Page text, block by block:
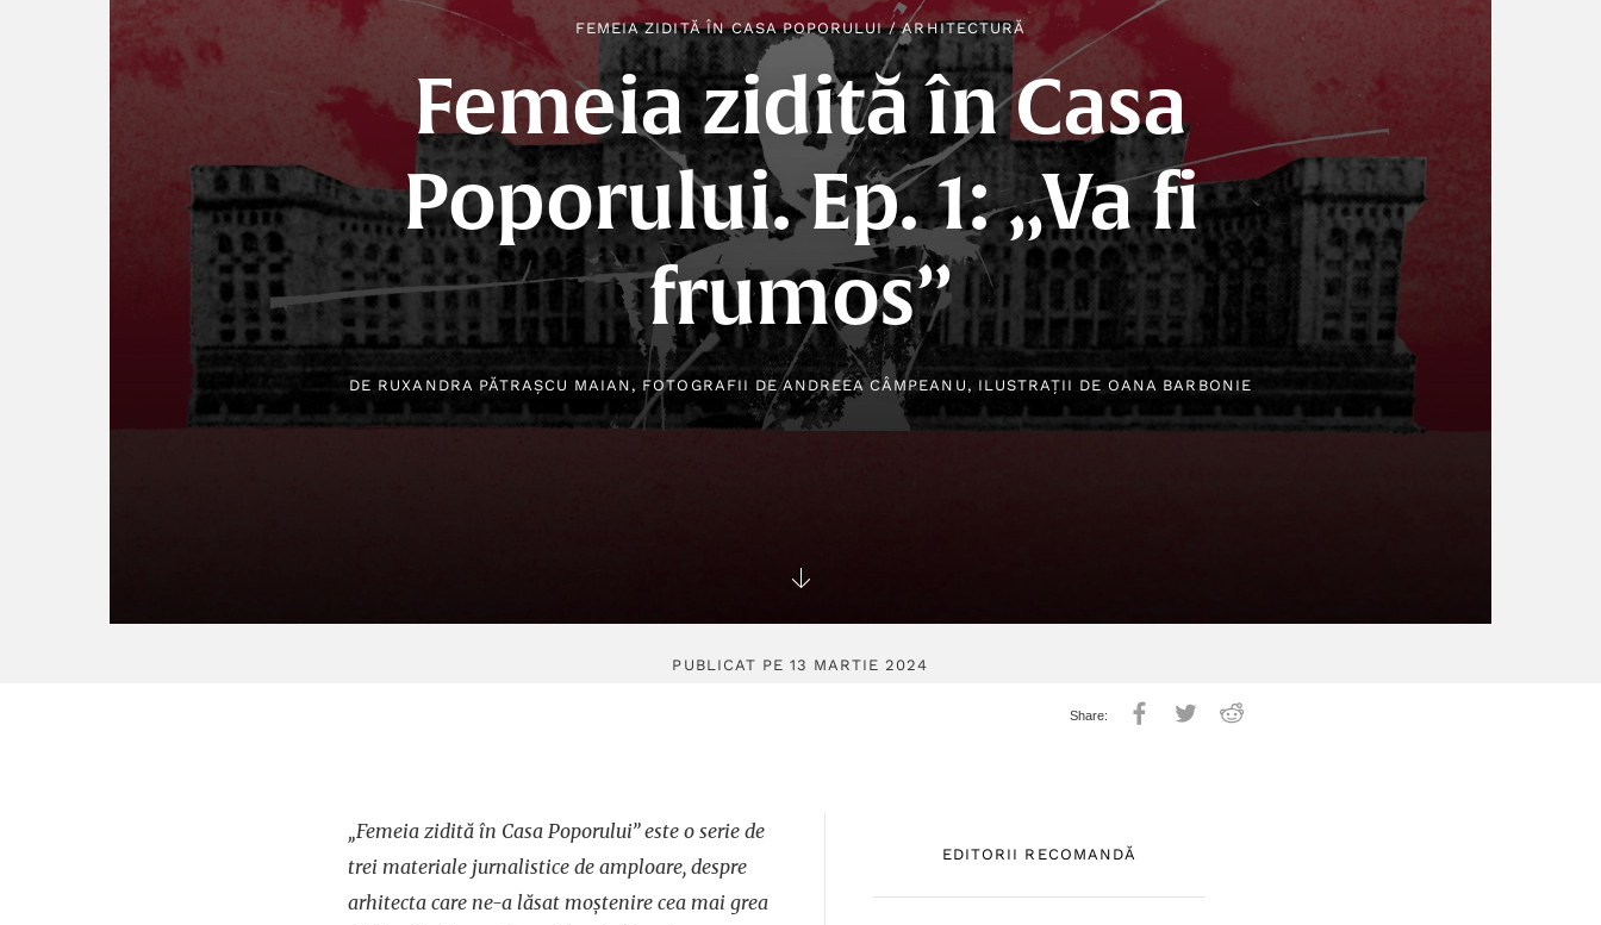
FEMEIA ZIDITĂ ÎN CASA POPORULUI/ARHITECTURĂ
Femeia zidită în Casa
Poporului. Ep. 1: „Va fi
frumos”
DE RUXANDRA PĂTRAȘCU MAIAN , FOTOGRAFII DEANDREEA CÂMPEANU , ILUSTRAȚII DE OANA BARBONIE
PUBLICAT PE 13 MARTIE 2024
EDITORII RECOMANDĂ
„Femeia zidită în Casa Poporului” este o serie de
trei materiale jurnalistice de amploare, despre
arhitecta care ne-a lăsat moștenire cea mai grea